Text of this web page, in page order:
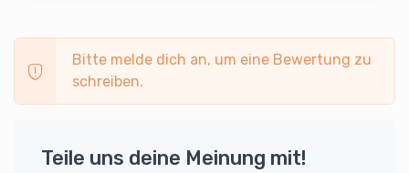
Bitte melde dich an, um eine Bewertung zu
schreiben.
Teile uns deine Meinung mit!